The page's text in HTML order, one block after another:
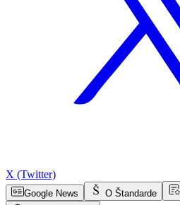
X (Twitter)
Google News O Štandarde